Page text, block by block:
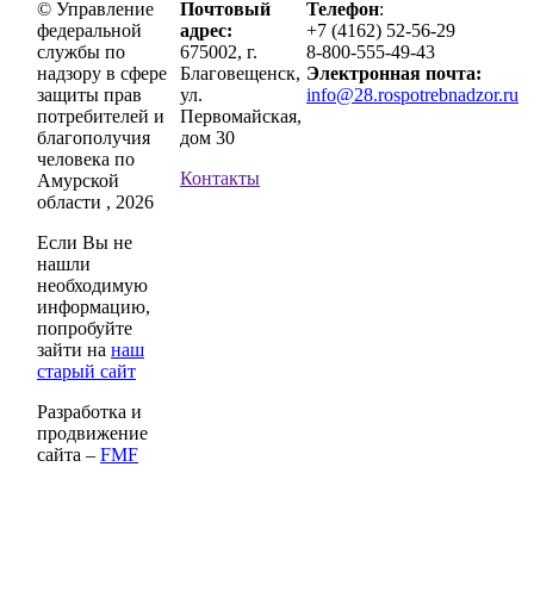
© Управление
федеральной
службы по
надзору в сфере
защиты прав
потребителей и
благополучия
человека по
Амурской
области , 2026
Если Вы не
нашли
необходимую
информацию,
попробуйте
зайти на наш
старый сайт
Разработка и
продвижение
сайта – FMF
Почтовый
адрес:
675002, г.
Благовещенск,
ул.
Первомайская,
дом 30
Контакты
Телефон:
+7 (4162) 52-56-29
8-800-555-49-43
Электронная почта:
info@28.rospotrebnadzor.ru